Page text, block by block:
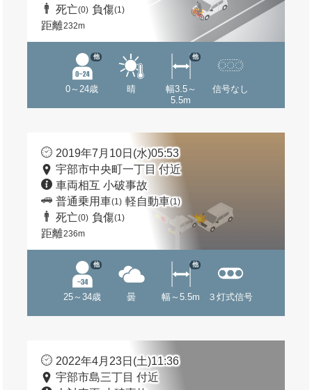
死亡(0) 負傷(1)
距離232m
0～24歳
他
晴
幅3.5～
5.5m
他
信号なし
2019年7月10日(水)05:53
宇部市中央町一丁目 付近
車両相互 小破事故
普通乗用車(1) 軽自動車(1)
死亡(0) 負傷(1)
距離236m
25～34歳
他
曇 幅～5.5m
他
３灯式信号
2022年4月23日(土)11:36
宇部市島三丁目 付近